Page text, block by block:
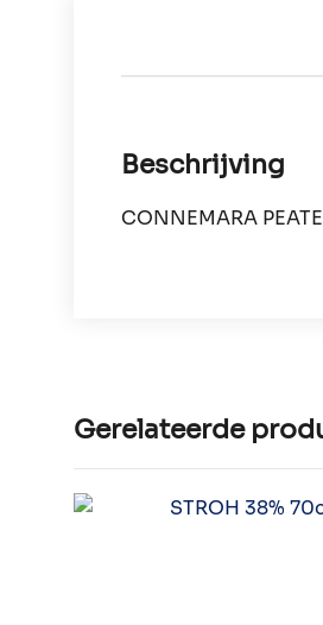
Beschrijving
CONNEMARA
Gerelateerde